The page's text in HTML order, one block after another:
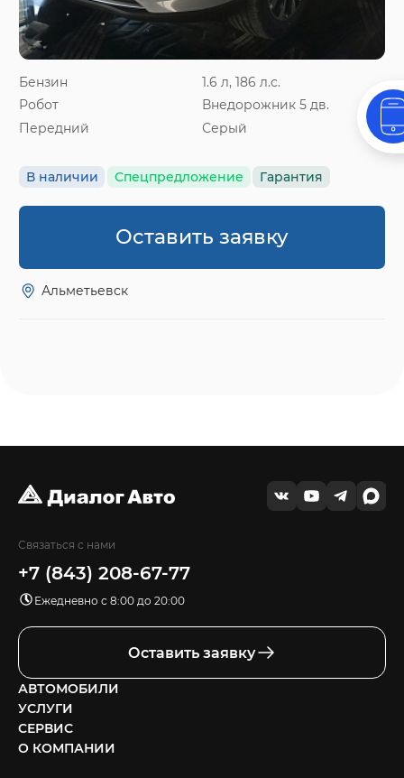
Бензин
1.6 л, 186 л.с.
Робот
Внедорожник 5 дв.
Передний
Серый
В наличии Спецпредложение Гарантия
Оставить заявку
Альметьевск
Связаться с нами
+7 (843) 208-67-77
Ежедневно с 8:00 до 20:00
Оставить заявку
АВТОМОБИЛИ
УСЛУГИ
СЕРВИС
О КОМПАНИИ